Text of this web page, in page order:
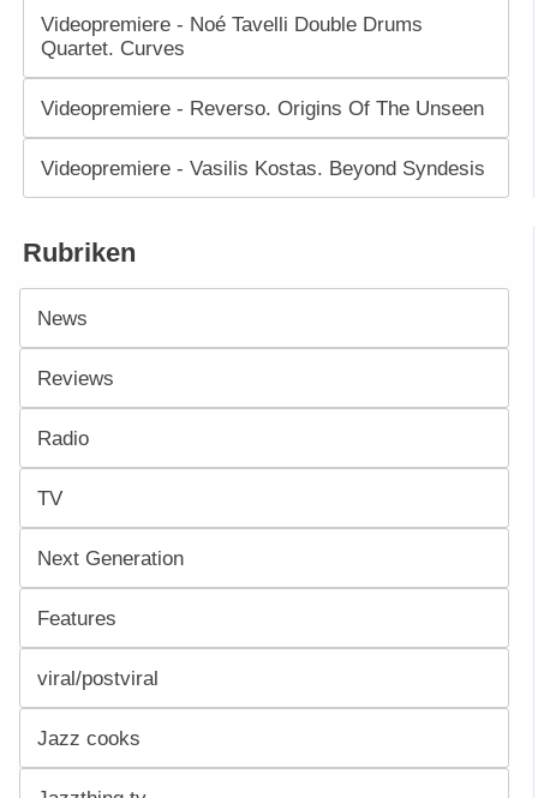
Videopremiere - Noé Tavelli Double Drums
Quartet. Curves
Videopremiere - Reverso. Origins Of The Unseen
Videopremiere - Vasilis Kostas. Beyond Syndesis
Rubriken
News
Reviews
Radio
TV
Next Generation
Features
viral/postviral
Jazz cooks